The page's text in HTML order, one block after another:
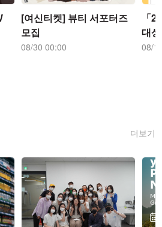
[여신티켓] 뷰티 서포터즈
모집
08/30 00:00
「
대
08/
더보기